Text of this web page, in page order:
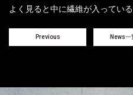
よく見ると中に繊維が入ってい
Previous News一